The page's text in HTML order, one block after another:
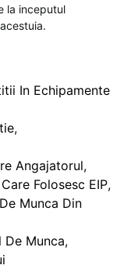
la inceputul
In Echipamente
,
Angajatorul,
Folosesc EIP,
Munca Din
De Munca,